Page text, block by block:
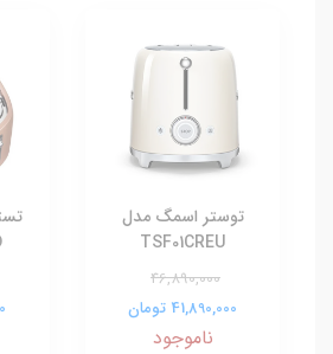
توستر اسمگ مدل
‎TSF01CREU
46,890,000
41,890,000 تومان
ناموجود